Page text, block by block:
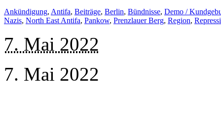
Ankündigung, Antifa, Beiträge, Berlin, Bündnisse, Demo /
Nazis, North East Antifa, Pankow, Prenzlauer Berg, Region,
7. Mai 2022
7. Mai 2022